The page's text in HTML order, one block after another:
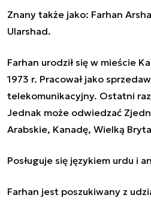
Znany także jako: Farhan
Ularshad.
Farhan urodził się w mieście
1973 r. Pracował jako
telekomunikacyjny. Ostatni
Jednak może odwiedzać
Arabskie, Kanadę, Wielką
Posługuje się językiem urdu i
Farhan jest poszukiwany z